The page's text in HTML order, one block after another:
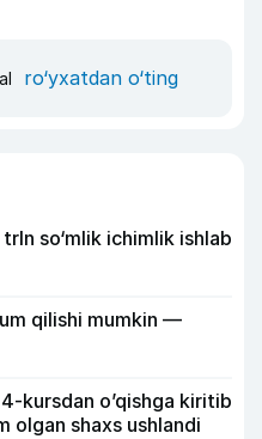
ro‘yxatdan o‘ting
so‘mlik ichimlik ishlab
qilishi mumkin —
kursdan o’qishga kiritib
olgan shaxs ushlandi